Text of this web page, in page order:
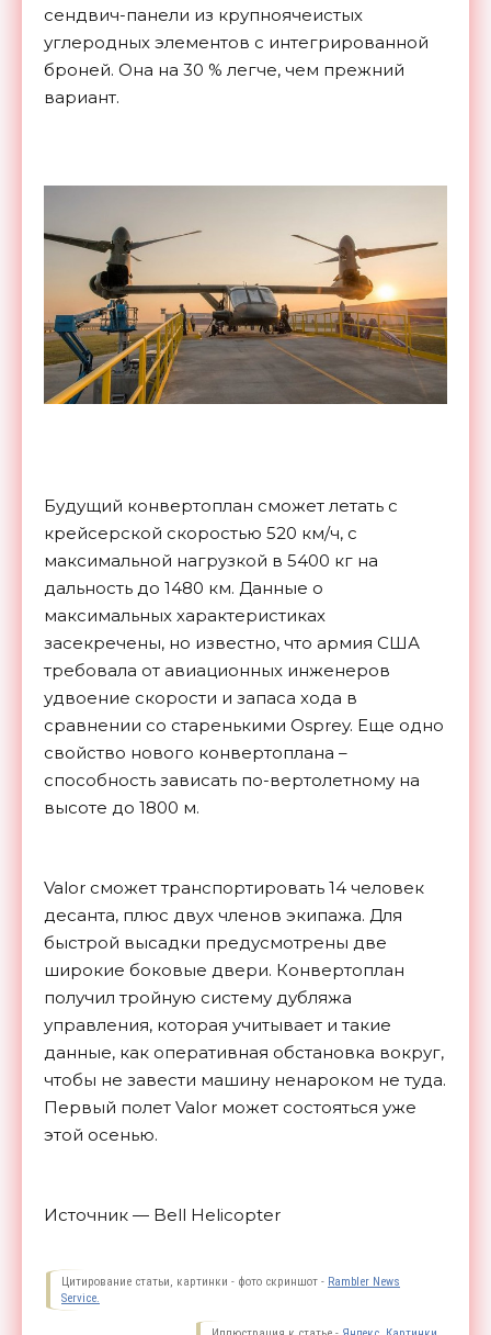
сендвич-панели из крупноячеистых
углеродных элементов с интегрированной
броней. Она на 30 % легче, чем прежний
вариант.
Будущий конвертоплан сможет летать с
крейсерской скоростью 520 км/ч, с
максимальной нагрузкой в 5400 кг на
дальность до 1480 км. Данные о
максимальных характеристиках
засекречены, но известно, что армия США
требовала от авиационных инженеров
удвоение скорости и запаса хода в
сравнении со старенькими Osprey. Еще одно
свойство нового конвертоплана –
способность зависать по-вертолетному на
высоте до 1800 м.
Valor сможет транспортировать 14 человек
десанта, плюс двух членов экипажа. Для
быстрой высадки предусмотрены две
широкие боковые двери. Конвертоплан
получил тройную систему дубляжа
управления, которая учитывает и такие
данные, как оперативная обстановка вокруг,
чтобы не завести машину ненароком не туда.
Первый полет Valor может состояться уже
этой осенью.
Источник — Bell Helicopter
Цитирование статьи, картинки - фото скриншот - Rambler News
Service.